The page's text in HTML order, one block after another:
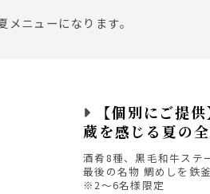
メニューになります。
【個別にご提
蔵を感じる夏の
酒肴8種、黒毛和牛ステ
最後の名物 鯛めしを鉄
※2～6名様限定